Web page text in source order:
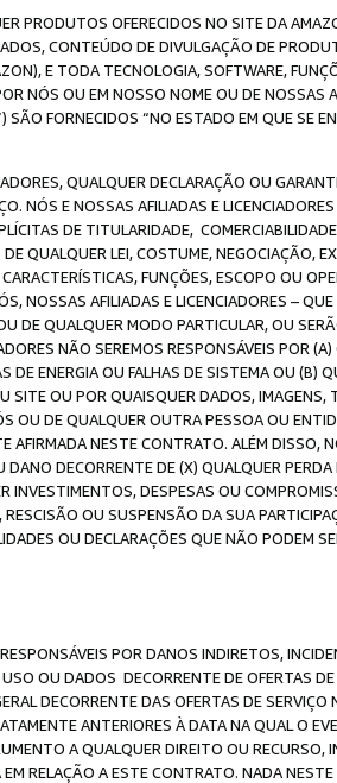
PRODUTOS OFERECIDOS NO SITE DA
CONTEÚDO DE DIVULGAÇÃO DE
E TODA TECNOLOGIA, SOFTWARE,
NÓS OU EM NOSSO NOME OU DE NOSSAS
FORNECIDOS “NO ESTADO EM QUE SE
QUALQUER DECLARAÇÃO OU
NÓS E NOSSAS AFILIADAS E
DE TITULARIDADE,
QUALQUER LEI, COSTUME, NEGOCIAÇÃO,
FUNÇÕES, ESCOPO OU
NOSSAS AFILIADAS E LICENCIADORES –
DE QUALQUER MODO PARTICULAR, OU
NÃO SEREMOS RESPONSÁVEIS POR
DE ENERGIA OU FALHAS DE SISTEMA OU
SITE OU POR QUAISQUER DADOS,
OU DE QUALQUER OUTRA PESSOA OU
NESTE CONTRATO. ALÉM DISSO,
DECORRENTE DE (X) QUALQUER
INVESTIMENTOS, DESPESAS OU
OU SUSPENSÃO DA SUA
OU DECLARAÇÕES QUE NÃO PODEM
POR DANOS INDIRETOS,
OU DADOS DECORRENTE DE OFERTAS
DECORRENTE DAS OFERTAS DE
ANTERIORES À DATA NA QUAL O
A QUALQUER DIREITO OU RECURSO,
RELAÇÃO A ESTE CONTRATO. NADA NESTE